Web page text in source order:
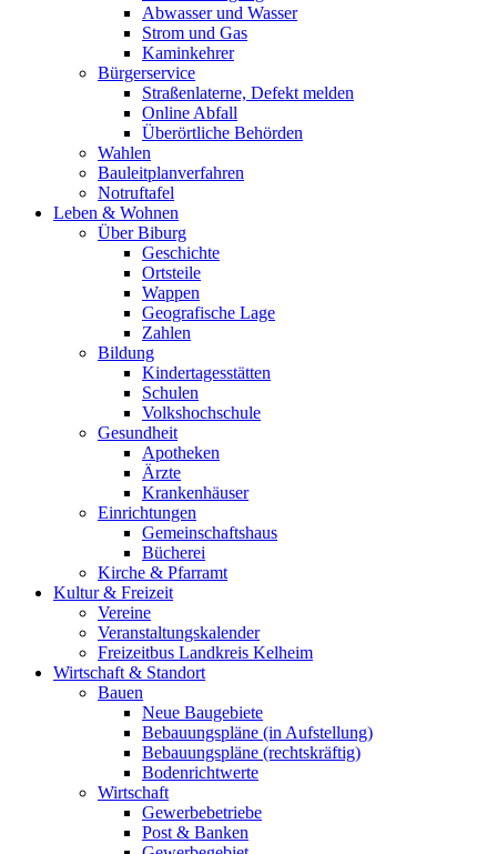
Abwasser und Wasser
Strom und Gas
Kaminkehrer
Bürgerservice
Straßenlaterne, Defekt melden
Online Abfall
Überörtliche Behörden
Wahlen
Bauleitplanverfahren
Notruftafel
Leben & Wohnen
Über Biburg
Geschichte
Ortsteile
Wappen
Geografische Lage
Zahlen
Bildung
Kindertagesstätten
Schulen
Volkshochschule
Gesundheit
Apotheken
Ärzte
Krankenhäuser
Einrichtungen
Gemeinschaftshaus
Bücherei
Kirche & Pfarramt
Kultur & Freizeit
Vereine
Veranstaltungskalender
Freizeitbus Landkreis Kelheim
Wirtschaft & Standort
Bauen
Neue Baugebiete
Bebauungspläne (in Aufstellung)
Bebauungspläne (rechtskräftig)
Bodenrichtwerte
Wirtschaft
Gewerbebetriebe
Post & Banken